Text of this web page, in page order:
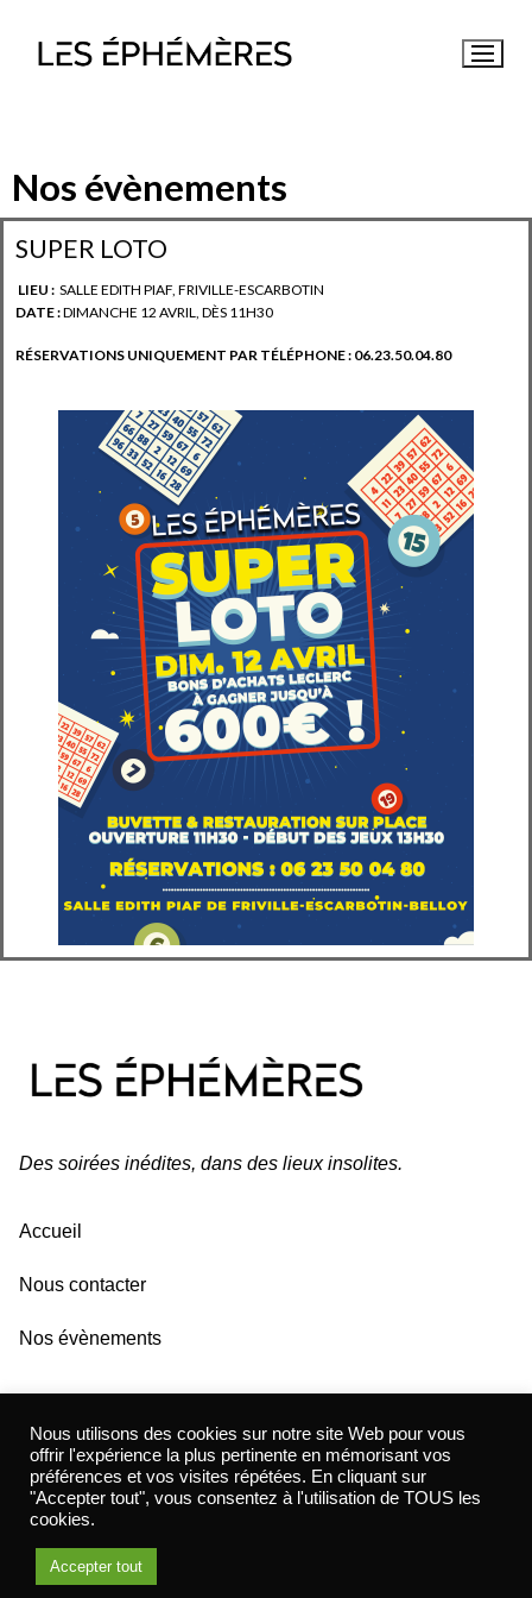
NOS ÉVÈNEMENTS
QUI SOMMES-NOUS ?
Nos évènements
SUPER LOTO
LIEU : SALLE EDITH PIAF, FRIVILLE-ESCARBOTIN
DATE :DIMANCHE 12 AVRIL, DÈS 11H30
RÉSERVATIONS UNIQUEMENT PAR TÉLÉPHONE : 06.23.50.04.80
Des soirées inédites, dans des lieux insolites.
Accueil
Nous contacter
Nos évènements
Copyright © 2026 Les Éphémères – Made with
Nous utilisons des cookies sur notre site Web pour vous
offrir l'expérience la plus pertinente en mémorisant vos
préférences et vos visites répétées. En cliquant sur
"Accepter tout", vous consentez à l'utilisation de TOUS les
cookies.
Accepter tout